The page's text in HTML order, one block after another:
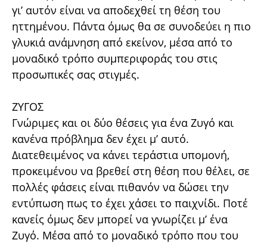
γι’ αυτόν είναι να αποδεχθεί τη θέση του
ηττημένου. Πάντα όμως θα σε συνοδεύει η πιο
γλυκιά ανάμνηση από εκείνον, μέσα από το
μοναδικό τρόπο συμπεριφοράς του στις
προσωπικές σας στιγμές.
ΖΥΓΟΣ
Γνώριμες και οι δύο θέσεις για ένα Ζυγό και
κανένα πρόβλημα δεν έχει μ’ αυτό.
Διατεθειμένος να κάνει τεράστια υπομονή,
προκειμένου να βρεθεί στη θέση που θέλει, σε
πολλές φάσεις είναι πιθανόν να δώσει την
εντύπωση πως το έχει χάσει το παιχνίδι. Ποτέ
κανείς όμως δεν μπορεί να γνωρίζει μ’ ένα
Ζυγό. Μέσα από το μοναδικό τρόπο που του